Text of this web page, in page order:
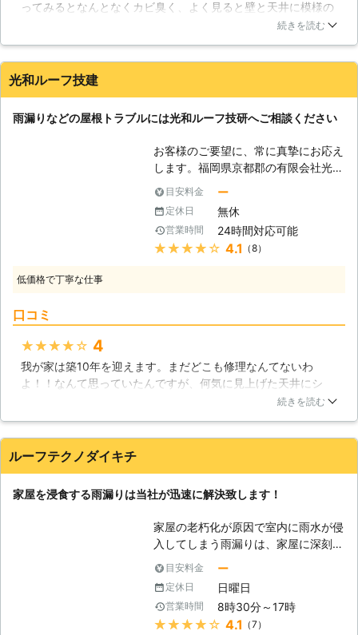
場合は、今後あらわれることがないよ
うにしっかり予防をおこなうことも可
能です。 大切なお家に長く住み続け
るために、雨漏り修理とあわせてシロ
たします。 レスキューハウスでは、
お見積りは無料となっております。
のか知りたいというお客様も大歓迎で
す。 また弊社では予算に応じて対応
相談ください。
てきてしまうので、塗替えメンテナン
スが必要になるでしょう。「セメント
瓦」は、厚型ストレートと呼ばれ、塗
装の寿命が短いので、定期的な塗装が
で、葺き替える必要があります。雨漏
りが発生した場合は、有限会社関門瓦
産業に雨漏り修理をご依頼ください。
【壁材の種類】 雨漏りは屋根からだ
けではなく、外壁からも発生する事が
あります。「窯業系サイディング」と
いう壁材は、最近の住宅では最も多く
使われている壁材です。つなぎ目部分
がひび割れて雨漏りになる事があるの
ぎ目は同じなので、定期的なメンテナ
ガ・タイル壁」は、環境にもよります
が、寿命が半永久的で、ほとんどメン
テナンスの必要もありません。これも
い、雨にも弱いので、定期的な塗替え
ってみるとなんとなくカビ臭く、よく見ると壁と天井に模様の
ようなものがありました。息子にも見せてみると「なんか湿気
のです）。結果やはり予感的中で、屋根裏の柱が腐りかけてい
たとのことです。「早めに気づいてよかったですね」いえい
かあればお願いします。
2016年12月28日
続きを読む
光和ルーフ技建
雨漏りなどの屋根トラブルには光和ルーフ技研へご相談ください
お客様のご要望に、常に真摯にお応え
します。福岡県京都郡の有限会社光和
ルーフ技建でございます。当社では福
岡県、大分県で、雨漏り修理などお客
様のお困りごとを確実に、迅速に解決
させるために日々お仕事をさせて頂い
ております。雨漏りは、色々な原因で
うなどの分かりやすい原因から起こる
場合もありますが、見た目には正常で
あっても何らかの原因で起こる事もあ
ります。屋根に上って調査するのは一
般の方には大変危険ですし、かえって
細心の注意を払いながら作業をさせて
頂きます。 【雨漏りを修理すること
は大切なお宅を守ることにつながりま
す】 普段はほぼ目にすることが無
く、その痛みや汚れについて意識され
る方は少ないですが、非常に大切な役
割があります。雨水の浸入によって、
木造の柱は湿気を吸い、菌が繁殖する
ことによってシロアリが食い荒らす被
目安料金 ー
定休日 無休
営業時間 24時間対応可能
★★★★★ 4.1 （8）
低価格で丁寧な仕事
口コミ
★★★★★ 4
我が家は築10年を迎えます。まだどこも修理なんてないわ
よ！！なんて思っていたんですが、何気に見上げた天井にシ
ミ。何のシミ？良く分からないし何か大変なことになっている
驚きました。
福岡県 京都郡苅田町 2016年12月26日
続きを読む
ルーフテクノダイキチ
家屋を浸食する雨漏りは当社が迅速に解決致します！
家屋の老朽化が原因で室内に雨水が侵
入してしまう雨漏りは、家屋に深刻な
ダメージを与えるので早期解決しなけ
ればなりませんルーフテクノダイキチ
では雨漏り修理や防水加工を中心的に
行っており、お客様の住宅トラブルに
いち早く対応致します。また、住宅の
目安料金 ー
定休日 日曜日
営業時間 8時30分～17時
★★★★★ 4.1 （7）